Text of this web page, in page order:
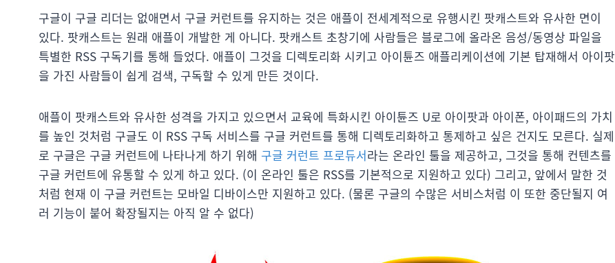
구글이 구글 리더는 없애면서 구글 커런트를 유지하는 것은 애플이 전세계적으로 유행시킨 팟캐스트와 유사한 면이
있다. 팟캐스트는 원래 애플이 개발한 게 아니다. 팟캐스트 초창기에 사람들은 블로그에 올라온 음성/동영상 파일을
특별한 RSS 구독기를 통해 들었다. 애플이 그것을 디렉토리화 시키고 아이튠즈 애플리케이션에 기본 탑재해서 아이팟
을 가진 사람들이 쉽게 검색, 구독할 수 있게 만든 것이다.
애플이 팟캐스트와 유사한 성격을 가지고 있으면서 교육에 특화시킨 아이튠즈 U로 아이팟과 아이폰, 아이패드의 가치
를 높인 것처럼 구글도 이 RSS 구독 서비스를 구글 커런트를 통해 디렉토리화하고 통제하고 싶은 건지도 모른다. 실제
로 구글은 구글 커런트에 나타나게 하기 위해 구글 커런트 프로듀서라는 온라인 툴을 제공하고, 그것을 통해 컨텐츠를
구글 커런트에 유통할 수 있게 하고 있다. (이 온라인 툴은 RSS를 기본적으로 지원하고 있다) 그리고, 앞에서 말한 것
처럼 현재 이 구글 커런트는 모바일 디바이스만 지원하고 있다. (물론 구글의 수많은 서비스처럼 이 또한 중단될지 여
러 기능이 붙어 확장될지는 아직 알 수 없다)